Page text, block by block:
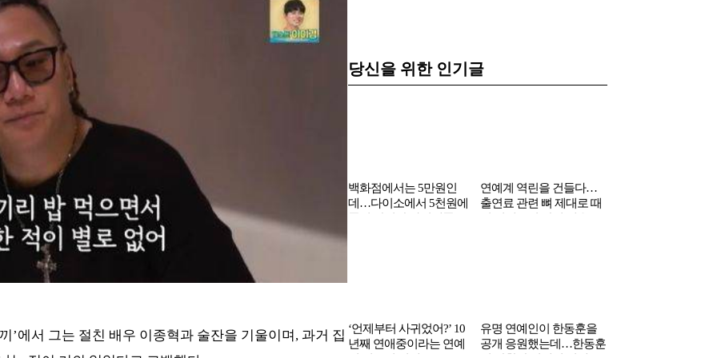
’에서 그는 절친 배우 이종혁과 술잔을 기울이며, 과거 집